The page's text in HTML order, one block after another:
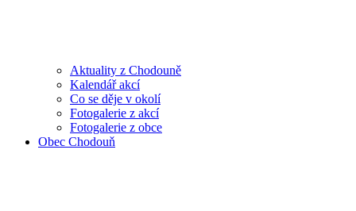
Aktuality z Chodouně
Kalendář akcí
Co se děje v okolí
Fotogalerie z akcí
Fotogalerie z obce
Obec Chodouň